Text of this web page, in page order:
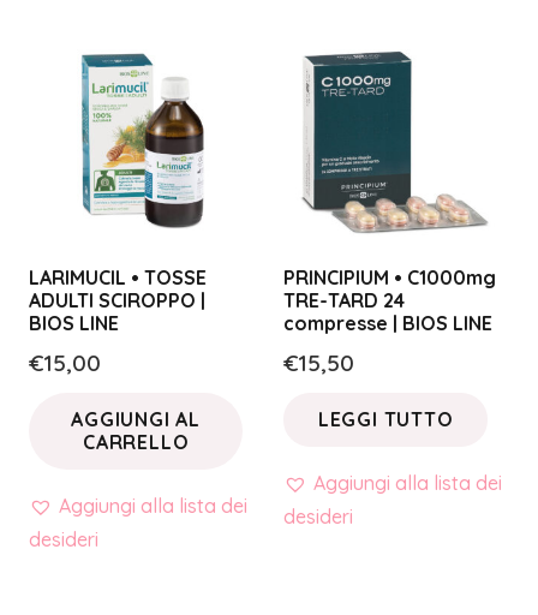
LARIMUCIL • TOSSE
ADULTI SCIROPPO |
BIOS LINE
€15,00
AGGIUNGI AL
CARRELLO
Aggiungi alla lista dei
desideri
PRINCIPIUM • C1000mg
TRE-TARD 24
compresse | BIOS LINE
€15,50
LEGGI TUTTO
Aggiungi alla lista dei
desideri